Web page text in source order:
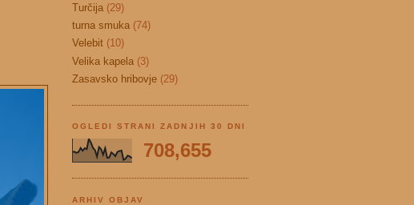
Turčija (29)
turna smuka (74)
Velebit (10)
Velika kapela (3)
Zasavsko hribovje (29)
OGLEDI STRANI ZADNJIH 30 DNI
708,655
ARHIV OBJAV